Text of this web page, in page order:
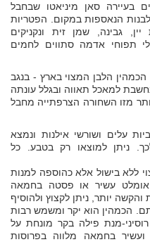
בעיירה סאן מיניאטו שבחבל
הנאספות במקום. הפטריות
גבינה, שמן זית ונקניקים
תפוחי אדמה סתווים לחמים
הלבן המצוי בארץ - בנגב
למאכל תאווה ובגלל עונתה
מזו השחורה הצרפתייה מחבל
עלים ושורשי אילנות ונמצא
ניתן למוצאו רק בטבע. כל
ללא בישול אלא כהוספה למנות
עשיר או פסטה בחמאה
יותר, ניתן לקצוץ ולהוסיף
הכמהין הוא יקר ומשמש רבות
מנת פילה בקר מונחת על
בחמאה מלווה בפרוסות